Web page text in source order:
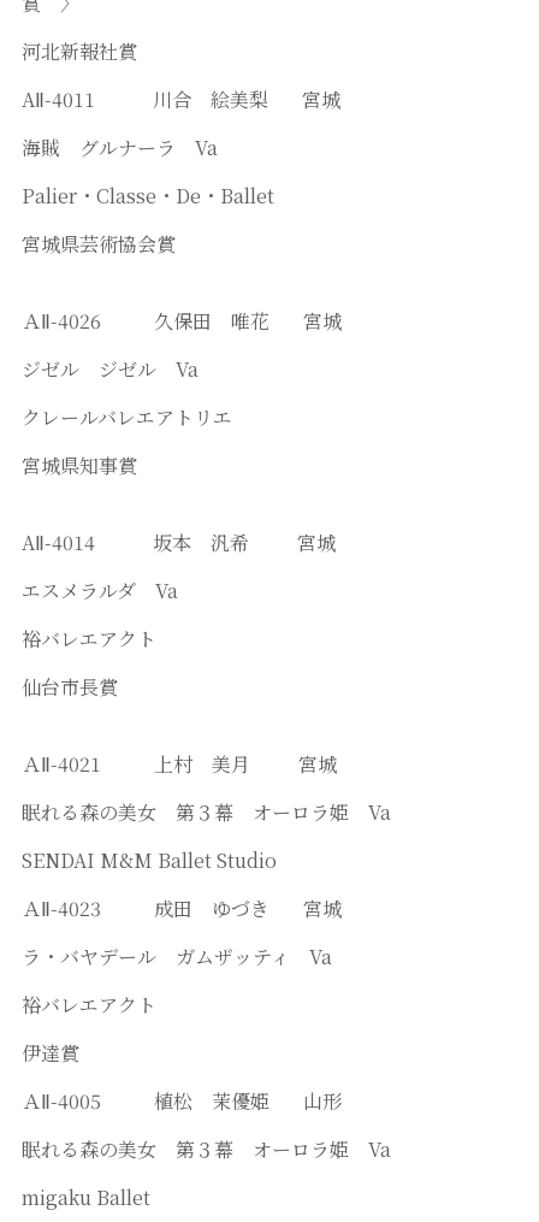
河北新報社賞
AⅡ-4011 川合 絵美梨 宮城
海賊 グルナーラ Va
Palier・Classe・De・Ballet
宮城県芸術協会賞
ＡⅡ-4026 久保田 唯花 宮城
ジゼル ジゼル Va
クレールバレエアトリエ
宮城県知事賞
AⅡ-4014 坂本 汎希 宮城
エスメラルダ Va
裕バレエアクト
仙台市長賞
ＡⅡ-4021 上村 美月 宮城
眠れる森の美女 第３幕 オーロラ姫 Va
SENDAI M&M Ballet Studio
ＡⅡ-4023 成田 ゆづき 宮城
ラ・バヤデール ガムザッティ Va
裕バレエアクト
伊達賞
ＡⅡ-4005 植松 茉優姫 山形
眠れる森の美女 第３幕 オーロラ姫 Va
migaku Ballet